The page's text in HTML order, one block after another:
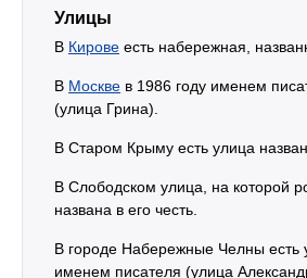
Улицы
В Кирове есть набережная,
В Москве в 1986 году именем
(улица Грина).
В Старом Крыму есть улица
В Слободском улица, на которой
названа в его честь.
В городе Набережные Челны есть
именем писателя (улица